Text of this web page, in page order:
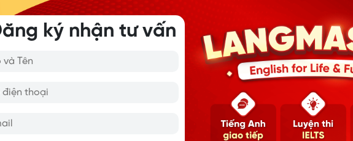
trình độ A2
180-200 giờ học tiếng Anh. Và khi đạt trình độ này, bạn đã nắm vững các
A1 và phát triển thêm khả năng sử dụng ngôn ngữ trong các tình huống
là những kỹ năng và kiến thức bạn có thể đạt được ở trình độ này:
ký nhận tư vấn